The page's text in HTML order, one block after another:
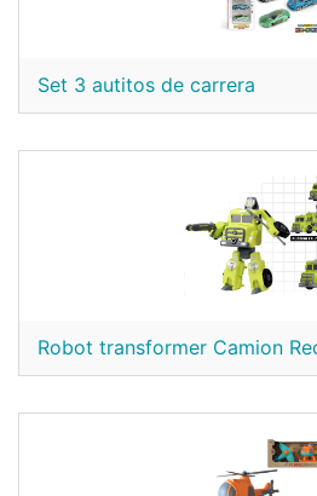
Set 3 autitos de carrera
Robot transformer Camion